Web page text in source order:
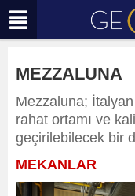
MEZZALUNA
Mezzaluna;
rahat ortamı ve
geçirilebilecek bir
MEKANLAR